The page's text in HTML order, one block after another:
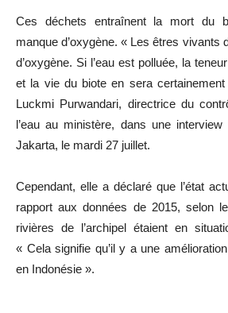
Ces déchets entraînent la mort du
manque d’oxygène. « Les êtres vivants
d’oxygène. Si l’eau est polluée, la
et la vie du biote en sera
Luckmi Purwandari, directrice du
l’eau au ministère, dans une
Jakarta, le mardi 27 juillet.
Cependant, elle a déclaré que l’état
rapport aux données de 2015, selon
rivières de l’archipel étaient en
« Cela signifie qu’il y a une
en Indonésie ».